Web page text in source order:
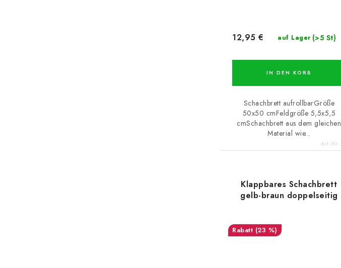
auf Lager (>5 St)
12,95 €
IN DEN KORB
Schachbrett aufrollbarGröße
50x50 cmFeldgröße 5,5x5,5
cmSchachbrett aus dem gleichen
Material wie...
Art.-Nr.:
Klappbares Schachbrett
gelb-braun doppelseitig
(23 %)